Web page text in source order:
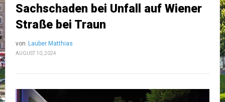
Sachschaden bei Unfall auf Wiener
Straße bei Traun
von Lauber Matthias
AUGUST 10, 2024